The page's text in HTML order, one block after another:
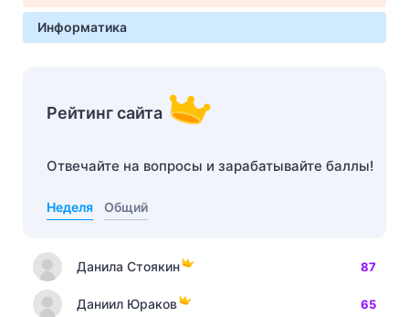
Информатика
Рейтинг сайта
Отвечайте на вопросы и зарабатывайте баллы!
Неделя Общий
Данила Стоякин 87
Даниил Юраков 65